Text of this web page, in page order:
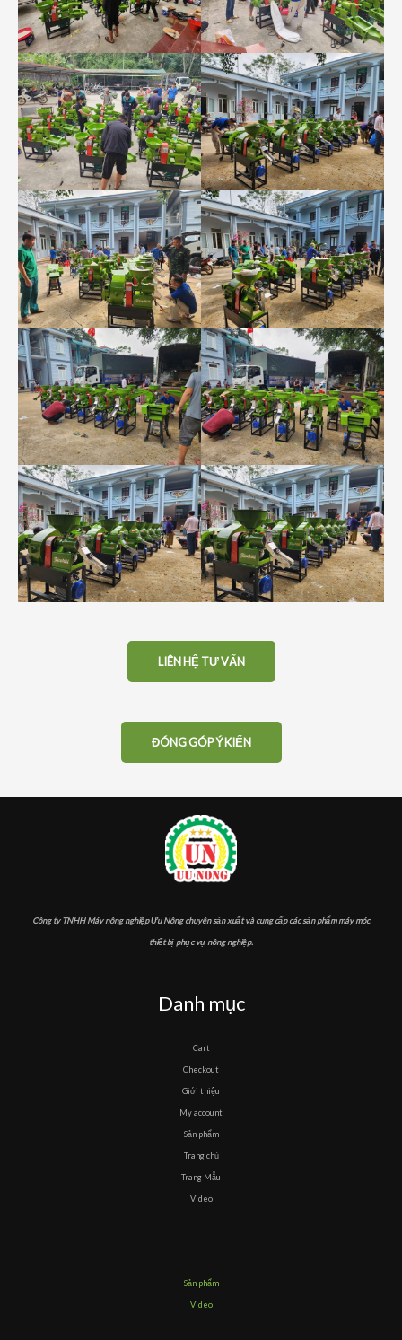
LIÊN HỆ TƯ VẤN
ĐÓNG GÓP Ý KIẾN
Công ty TNHH Máy nông nghiệp Ưu Nông chuyên sản xuất và cung cấp các sản phẩm máy móc
thiết bị phục vụ nông nghiệp.
Danh mục
Cart
Checkout
Giới thiệu
My account
Sản phẩm
Trang chủ
Trang Mẫu
Video
Sản phẩm
Video